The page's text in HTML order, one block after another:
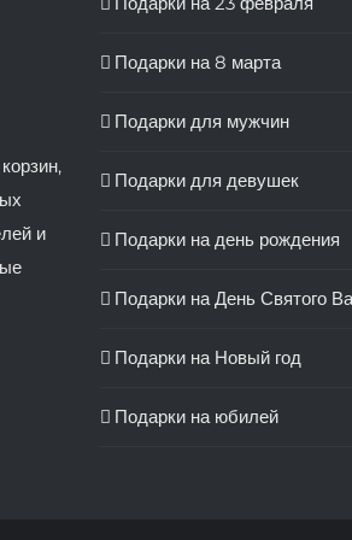
и
Подарки на 8 марта
Подарки для мужчин
Подарки для девушек
Подарки на день рождения
Подарки на День Святого
Подарки на Новый год
Подарки на юбилей